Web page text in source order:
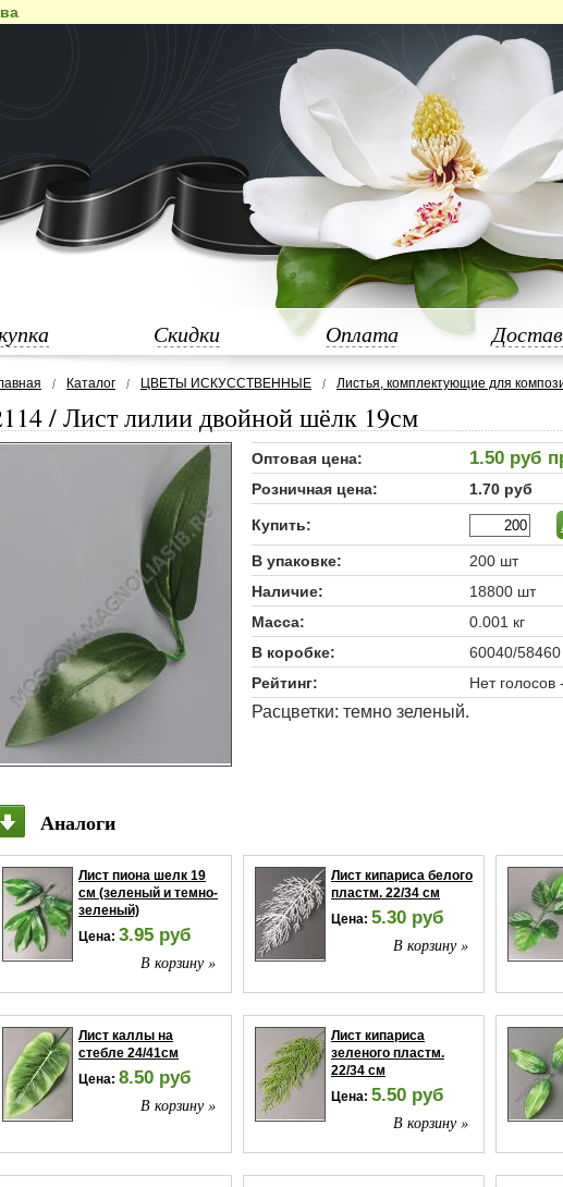
Скидки Оплата
Каталог ЦВЕТЫ ИСКУССТВЕННЫЕ Листья, комплектующие для
/ Лист лилии двойной шёлк 19см
Оптовая цена: 1.50 руб
Розничная цена: 1.70 руб
Купить:
В упаковке:
200 шт
Наличие:
18800 шт
Масса:
0.001 кг
В коробке:
60040/
Рейтинг:
Нет голосов -
Расцветки: темно зеленый.
Аналоги
Лист пиона шелк 19
см (зеленый и темно-
зеленый)
Цена: 3.95 руб
В корзину »
Лист кипариса белого
пластм. 22/34 см
Цена: 5.30 руб
В корзину »
Лист каллы на
стебле 24/41см
Цена: 8.50 руб
В корзину »
Лист кипариса
зеленого пластм.
22/34 см
Цена: 5.50 руб
В корзину »